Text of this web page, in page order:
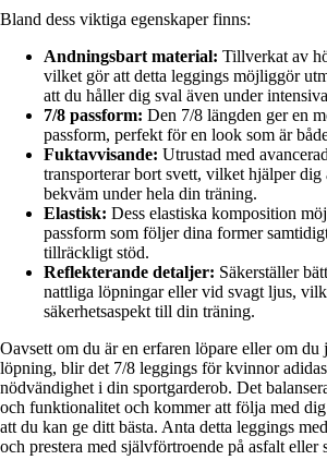
Bland dess viktiga egenskaper finns:
Andningsbart material: Tillverkat av
vilket gör att detta leggings möjliggör
att du håller dig sval även under
7/8 passform: Den 7/8 längden ger en
passform, perfekt för en look som är
Fuktavvisande: Utrustad med
transporterar bort svett, vilket hjälper
bekväm under hela din träning.
Elastisk: Dess elastiska komposition
passform som följer dina former
tillräckligt stöd.
Reflekterande detaljer: Säkerställer
nattliga löpningar eller vid svagt ljus,
säkerhetsaspekt till din träning.
Oavsett om du är en erfaren löpare eller om du
löpning, blir det 7/8 leggings för kvinnor
nödvändighet i din sportgarderob. Det
och funktionalitet och kommer att följa med
att du kan ge ditt bästa. Anta detta leggings
och prestera med självförtroende på asfalt eller